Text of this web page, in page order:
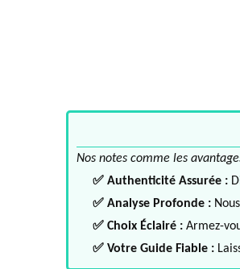
Nos notes comme les
✅ Authenticité Assurée :
✅ Analyse Profonde :
✅ Choix Éclairé : Armez-
✅ Votre Guide Fiable :